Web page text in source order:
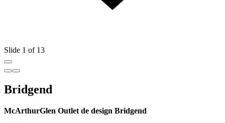
Slide 1 of 13
Bridgend
McArthurGlen Outlet de design Bridgend